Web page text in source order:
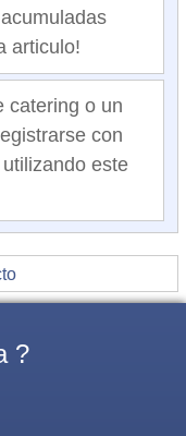
articulo!
catering o un
con
este
?